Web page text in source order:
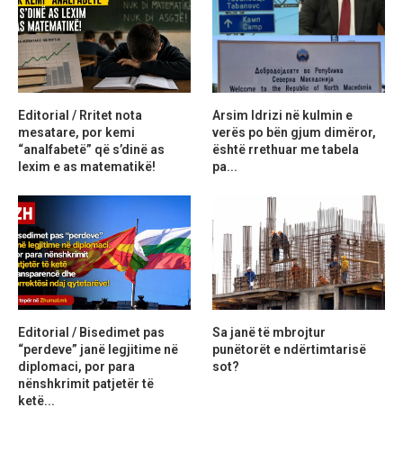
Editorial / Rritet nota
mesatare, por kemi
“analfabetë” që s’dinë as
lexim e as matematikë!
Arsim Idrizi në kulmin e
verës po bën gjum dimëror,
është rrethuar me tabela
pa...
Editorial / Bisedimet pas
“perdeve” janë legjitime në
diplomaci, por para
nënshkrimit patjetër të
ketë...
Sa janë të mbrojtur
punëtorët e ndërtimtarisë
sot?